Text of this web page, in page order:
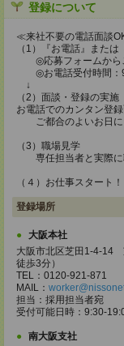
登録について
≪来社不要の電話面談
（1）『お電話』また
◎応募フォームから
◎お電話受付時間：
↓
（2）面談・登録の実施
お電話でのカンタン登
ご都合のよいお日に
（3）職場見学
専任担当者と実際に
（４）お仕事スタート！
登録場所
大阪本社
大阪市北区芝田1-4-14
徒歩3分）
TEL：0120-921-871
MAIL：
担当：採用担当者宛
受付可能日時：9:30-
南大阪支社